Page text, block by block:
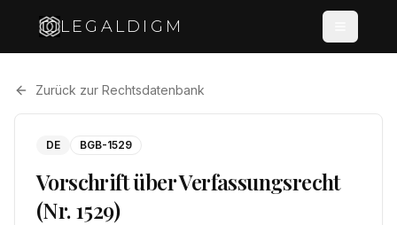
LEGALDIGM
Zurück zur Rechtsdatenbank
DE BGB-1529
Vorschrift über Verfassungsrecht
(Nr. 1529)